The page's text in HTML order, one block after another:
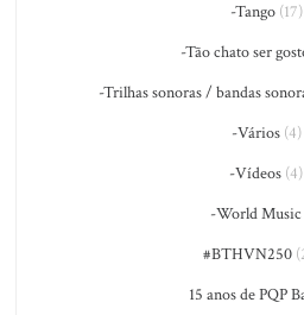
-Tango(17)
-Tão chato ser
-Trilhas sonoras / bandas
-Vários(4)
-Vídeos (4)
-World Music
#BTHVN250
15 anos de PQP